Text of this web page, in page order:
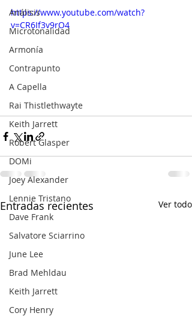
Análisis
Microtonalidad
Armonía
Contrapunto
A Capella
Rai Thistlethwayte
Keith Jarrett
Robert Glasper
DOMi
Joey Alexander
Lennie Tristano
Dave Frank
Salvatore Sciarrino
June Lee
Brad Mehldau
Keith Jarrett
Cory Henry
https://www.youtube.com/watch?
v=CR6If3v9rO4
Entradas recientes Ver todo